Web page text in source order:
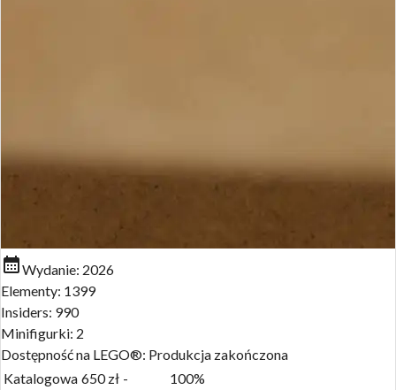
Wydanie: 2026
Elementy: 1399
Insiders: 990
Minifigurki: 2
Dostępność na LEGO®: Produkcja zakończona
Katalogowa 650zł -
100%